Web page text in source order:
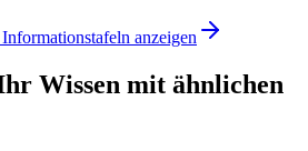
anzeigen
Wissen mit ähnlichen